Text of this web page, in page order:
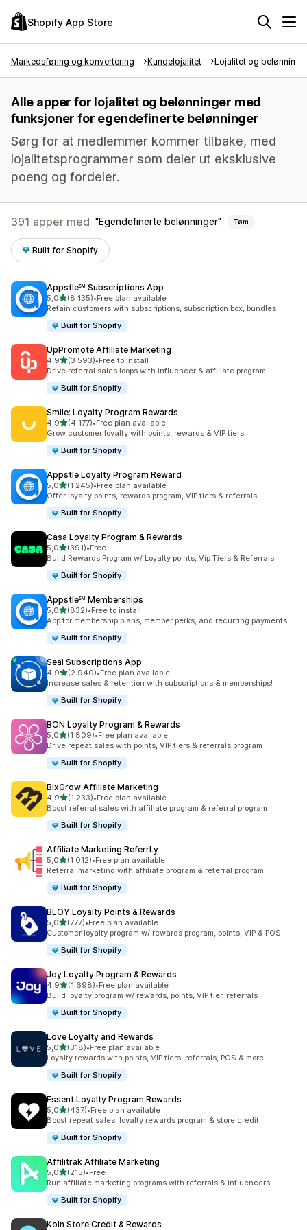
Shopify App Store
Markedsføring og konvertering Kundelojalitet Lojalitet og
Alle apper for lojalitet og belønninger med
funksjoner for egendefinerte belønninger
Sørg for at medlemmer kommer tilbake, med
lojalitetsprogrammer som deler ut eksklusive
poeng og fordeler.
391 apper med Egendefinerte belønninger Tøm
Built for Shopify
Appstle℠ Subscriptions App
5,0av 5 stjerner
(8 135)
Totalt 8135 omtaler
•Free plan available
Retain customers with subscriptions, subscription box, bundles
Built for Shopify
UpPromote Affiliate Marketing
4,9av 5 stjerner
(3 593)
Totalt 3593 omtaler
•Free to install
Drive referral sales loops with influencer & affiliate program
Built for Shopify
Smile: Loyalty Program Rewards
4,9av 5 stjerner
(4 177)
Totalt 4177 omtaler
•Free plan available
Grow customer loyalty with points, rewards & VIP tiers
Built for Shopify
Appstle Loyalty Program Reward
5,0av 5 stjerner
(1 245)
Totalt 1245 omtaler
•Free plan available
Offer loyalty points, rewards program, VIP tiers & referrals
Built for Shopify
Casa Loyalty Program & Rewards
5,0av 5 stjerner
(391)
Totalt 391 omtaler
•Free
Build Rewards Program w/ Loyalty points, Vip Tiers & Referrals
Built for Shopify
Appstle℠ Memberships
5,0av 5 stjerner
(832)
Totalt 832 omtaler
•Free to install
App for membership plans, member perks, and recurring payments
Built for Shopify
Seal Subscriptions App
4,9av 5 stjerner
(2 940)
Totalt 2940 omtaler
•Free plan available
Increase sales & retention with subscriptions & memberships!
Built for Shopify
BON Loyalty Program & Rewards
5,0av 5 stjerner
(1 809)
Totalt 1809 omtaler
•Free plan available
Drive repeat sales with points, VIP tiers & referrals program
Built for Shopify
BixGrow Affiliate Marketing
4,9av 5 stjerner
(1 233)
Totalt 1233 omtaler
•Free plan available
Boost referral sales with affiliate program & referral program
Built for Shopify
Affiliate Marketing ReferrLy
5,0av 5 stjerner
(1 012)
Totalt 1012 omtaler
•Free plan available
Referral marketing with affiliate program & referral program
Built for Shopify
BLOY Loyalty Points & Rewards
5,0av 5 stjerner
(777)
Totalt 777 omtaler
•Free plan available
Customer loyalty program w/ rewards program, points, VIP & POS
Built for Shopify
Joy Loyalty Program & Rewards
4,9av 5 stjerner
(1 698)
Totalt 1698 omtaler
•Free plan available
Build loyalty program w/ rewards, points, VIP tier, referrals
Built for Shopify
Love Loyalty and Rewards
5,0av 5 stjerner
(318)
Totalt 318 omtaler
•Free plan available
Loyalty rewards with points, VIP tiers, referrals, POS & more
Built for Shopify
Essent Loyalty Program Rewards
5,0av 5 stjerner
(437)
Totalt 437 omtaler
•Free plan available
Boost repeat sales: loyalty rewards program & store credit
Built for Shopify
Affilitrak Affiliate Marketing
5,0av 5 stjerner
(215)
Totalt 215 omtaler
•Free
Run affiliate marketing programs with referrals & influencers
Built for Shopify
Koin Store Credit & Rewards